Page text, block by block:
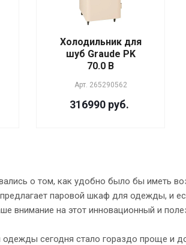
Холодильник для
шуб Graude PK
70.0 B
Арт. 265290562
316990 руб.
о том, как удобно было бы иметь
паровой шкаф для одежды, и
внимание на этот инновационный и
одежды сегодня стало гораздо проще и